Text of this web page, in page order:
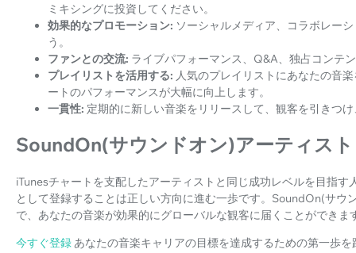
ミキシングに投資してください。
効果的なプロモーション: ソーシャルメディア、コラボレー
う。
ファンとの交流: ライブパフォーマンス、Q&A、独占コンテ
プレイリストを活用する: 人気のプレイリストにあなたの音
ートのパフォーマンスが大幅に向上します。
一貫性: 定期的に新しい音楽をリリースして、観客を引きつ
SoundOn(サウンドオン)アーティス
iTunesチャートを支配したアーティストと同じ成功レベルを目指
として登録することは正しい方向に進む一歩です。SoundOn(サウ
で、あなたの音楽が効果的にグローバルな観客に届くことができま
今すぐ登録 あなたの音楽キャリアの目標を達成するための第一歩